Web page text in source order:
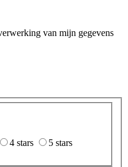
van mijn gegevens
4 stars
5 stars